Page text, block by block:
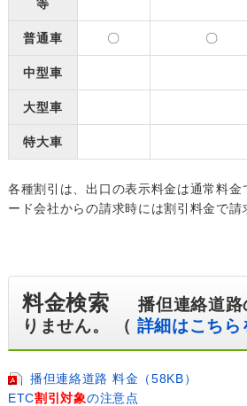
等
普通車 〇 〇
中型車
大型車
特大車
各種割引は、出口の表示料金は通常料金
ード会社からの請求時には割引料金で請
料金検索播但連絡道
りません。 （ 詳細はこちら
播但連絡道路 料金（58KB）
ETC割引対象の注意点